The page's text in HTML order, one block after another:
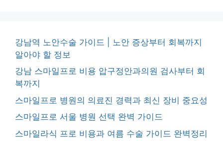
강남역 노안수술 가이드 | 노안 증상부터 회복까지
알아야 할 정보
강남 스마일프로 비용 압구정안과의원 검사부터 회
복까지
스마일프로 병원의 의료진 경력과 최신 장비 중요성
스마일프로 서울 병원 선택 완벽 가이드
스마일라식 프로 비용과 여름 수술 가이드 완벽정리